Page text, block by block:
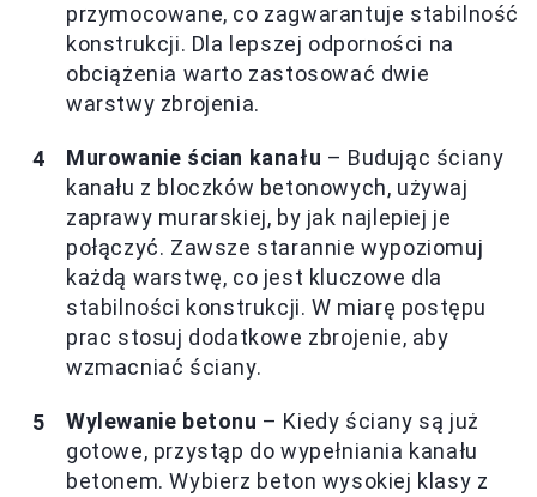
przymocowane, co zagwarantuje stabilność
konstrukcji. Dla lepszej odporności na
obciążenia warto zastosować dwie
warstwy zbrojenia.
Murowanie ścian kanału – Budując ściany
kanału z bloczków betonowych, używaj
zaprawy murarskiej, by jak najlepiej je
połączyć. Zawsze starannie wypoziomuj
każdą warstwę, co jest kluczowe dla
stabilności konstrukcji. W miarę postępu
prac stosuj dodatkowe zbrojenie, aby
wzmacniać ściany.
Wylewanie betonu – Kiedy ściany są już
gotowe, przystąp do wypełniania kanału
betonem. Wybierz beton wysokiej klasy z